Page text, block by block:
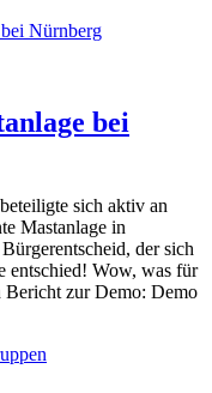
bei
sich aktiv an
Mastanlage in
der sich
entschied! Wow, was für
Bericht zur Demo: Demo